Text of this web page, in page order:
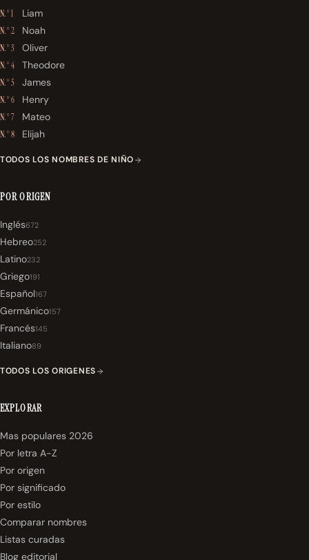
N.° 1 Liam
N.° 2 Noah
N.° 3 Oliver
N.° 4 Theodore
N.° 5 James
N.° 6 Henry
N.° 7 Mateo
N.° 8 Elijah
TODOS LOS NOMBRES DE NIÑO
POR ORIGEN
Inglés672
Hebreo252
Latino232
Griego191
Español167
Germánico157
Francés145
Italiano89
TODOS LOS ORIGENES
EXPLORAR
Mas populares 2026
Por letra A-Z
Por origen
Por significado
Por estilo
Comparar nombres
Listas curadas
Blog editorial